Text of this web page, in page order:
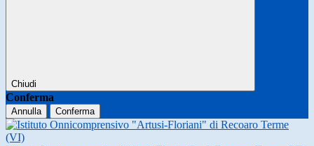
Chiudi
Conferma
Annulla Conferma